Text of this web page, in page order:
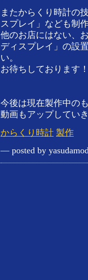
またからくり時計の
スプレイ」なども制
他のお店にはない、
ディスプレイ」の設
い。
お待ちしております
今後は現在製作中の
動画もアップしてい
からくり時計 製作
— posted by